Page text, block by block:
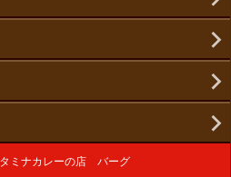
タミナカレーの店 バーグ